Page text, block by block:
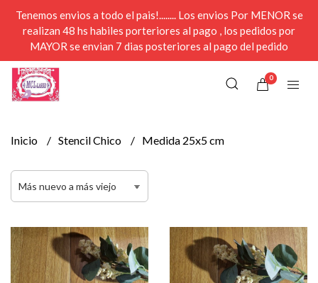
Tenemos envios a todo el pais!........ Los envios Por MENOR se
realizan 48 hs habiles porteriores al pago , los pedidos por
MAYOR se envian 7 dias posteriores al pago del pedido
0
Inicio Stencil Chico Medida 25x5 cm